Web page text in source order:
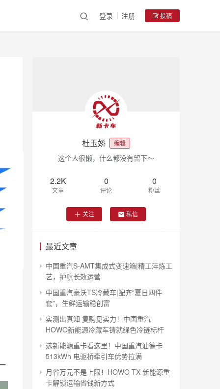
登录 注册 投稿
杜玉娇 编辑
这个人很懒，什么都没有留下～
2.2K
文章
0
评论
0
粉丝
关注 私信
最近文章
中国重汽S-AMT集成式变速箱|精工淬炼工
艺，护航长效运营
中国重汽豪沃TS冷藏车|配齐“夏日四件
套”，生鲜运输稳创富
实测出真知 复购见实力！中国重汽
HOWO新能源冷藏车铸就绿色冷链标杆
选新能源重卡看这里！中国重汽汕德卡
513kWh 电驱桥牵引车优势拉满
月省万元不是上限！HOWO TX 新能源重
卡解锁运输省钱新方式